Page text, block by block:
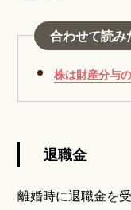
合わせて読
株は財産分与
退職金
離婚時に退職金を